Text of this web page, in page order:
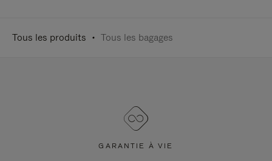
Tous les produits Tous les bagages
GARANTIE À VIE